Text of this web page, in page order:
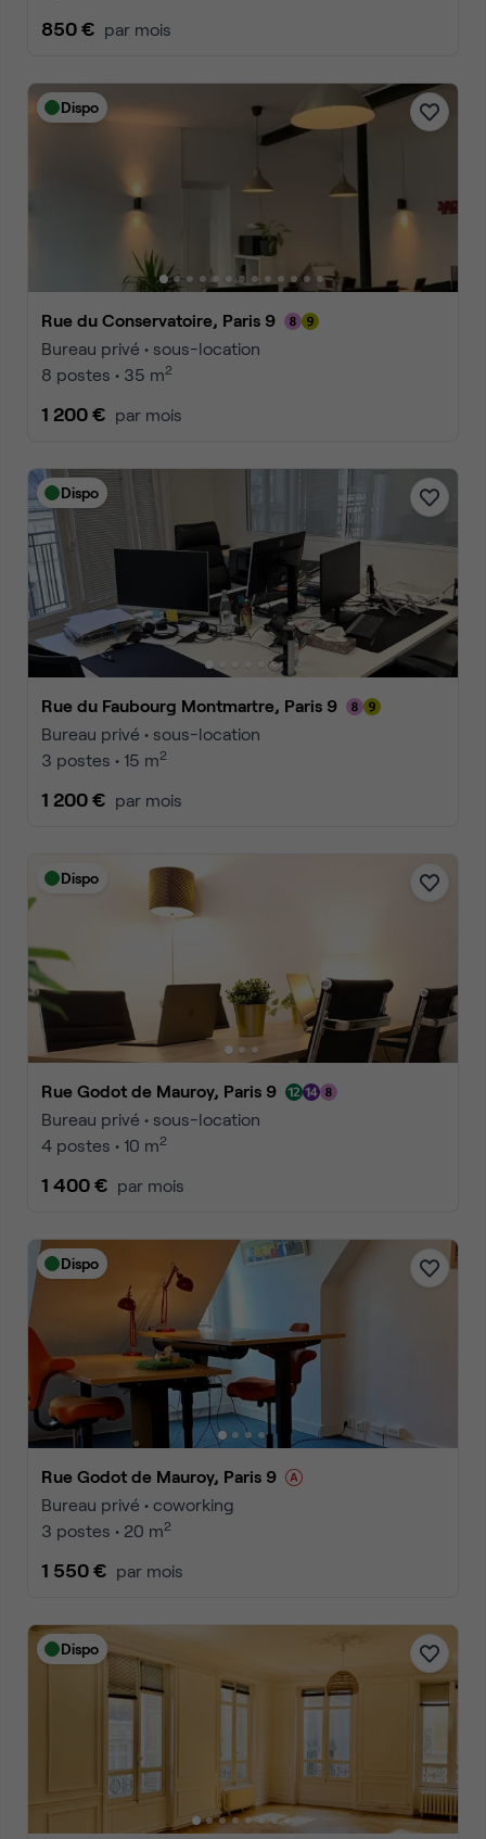
850 € par mois
Dispo
Rue du Conservatoire, Paris 9
Bureau privé • sous-location
8 postes • 35 m2
1 200 € par mois
Dispo
Rue du Faubourg Montmartre, Paris 9
Bureau privé • sous-location
3 postes • 15 m2
1 200 € par mois
Dispo
Rue Godot de Mauroy, Paris 9
Bureau privé • sous-location
4 postes • 10 m2
1 400 € par mois
Dispo
Rue Godot de Mauroy, Paris 9
Bureau privé • coworking
3 postes • 20 m2
1 550 € par mois
Dispo